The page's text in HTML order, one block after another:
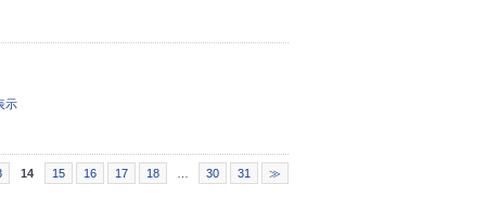
示
14 15 16 17 18 30 31 ≫